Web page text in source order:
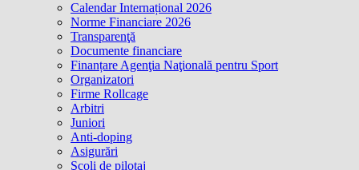
Calendar Internațional 2026
Norme Financiare 2026
Transparenţă
Documente financiare
Finanțare Agenţia Naţională pentru Sport
Organizatori
Firme Rollcage
Arbitri
Juniori
Anti-doping
Asigurări
Şcoli de pilotaj